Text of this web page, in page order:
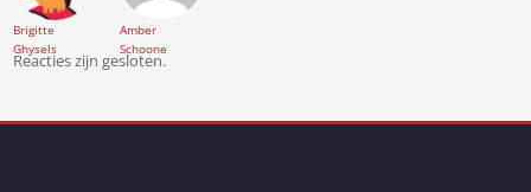
Brigitte
Ghysels
Amber
Schoone
Bericht
navigatie
Reacties zijn gesloten.